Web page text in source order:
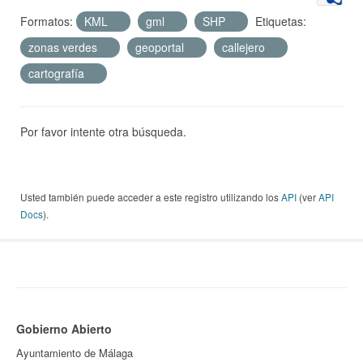
Formatos: KML gml SHP
Etiquetas:
zonas verdes
geoportal
callejero
cartografía
Por favor intente otra búsqueda.
Usted también puede acceder a este registro utilizando losAPI (verAPI
Docs).
Gobierno Abierto
Ayuntamiento de Málaga